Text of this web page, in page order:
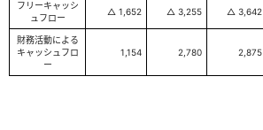
フリーキャッシ
ュフロー
△ 1,652 △ 3,255 △ 3,642
財務活動による
キャッシュフロ
ー
1,154 2,780 2,875